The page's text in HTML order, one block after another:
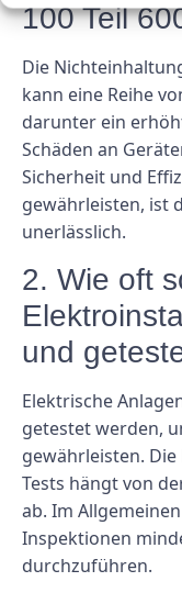
100 Teil
Die
kann eine Reihe
darunter ein
Schäden an
Sicherheit und
gewährleisten, ist
unerlässlich.
2. Wie oft
und
Elektrische
getestet werden,
gewährleisten.
Tests hängt von
ab. Im
Inspektionen
durchzuführen.